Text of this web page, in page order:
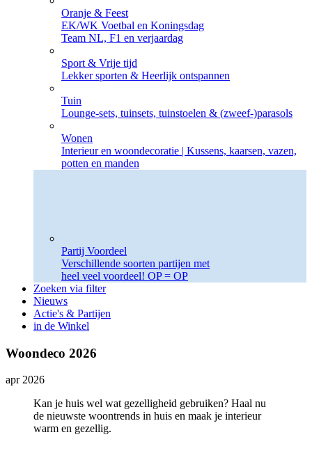
Oranje & Feest
EK/WK Voetbal en Koningsdag
Team NL, F1 en verjaardag
Sport & Vrije tijd
Lekker sporten & Heerlijk ontspannen
Tuin
Lounge-sets, tuinsets, tuinstoelen & (zweef-)parasols
Wonen
Interieur en woondecoratie | Kussens, kaarsen, vazen,
potten en manden
Partij Voordeel
Verschillende soorten partijen met
heel veel voordeel! OP = OP
Zoeken via filter
Nieuws
Actie's & Partijen
in de Winkel
Woondeco 2026
apr 2026
Kan je huis wel wat gezelligheid gebruiken? Haal nu
de nieuwste woontrends in huis en maak je interieur
warm en gezellig.